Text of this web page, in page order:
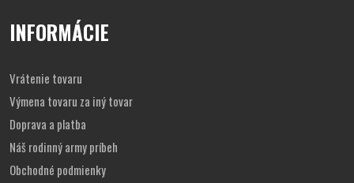
INFORMÁCIE
Vrátenie tovaru
Výmena tovaru za iný tovar
Doprava a platba
Náš rodinný army príbeh
Obchodné podmienky